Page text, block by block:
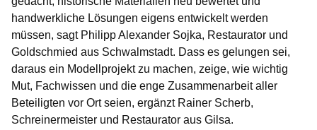
handwerkliche Lösungen eigens entwickelt werden
müssen, sagt Philipp Alexander Sojka, Restaurator und
Goldschmied aus Schwalmstadt. Dass es gelungen sei,
daraus ein Modellprojekt zu machen, zeige, wie wichtig
Mut, Fachwissen und die enge Zusammenarbeit aller
Beteiligten vor Ort seien, ergänzt Rainer Scherb,
Schreinermeister und Restaurator aus Gilsa.